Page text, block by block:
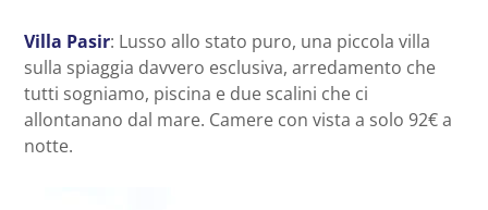
Villa Pasir: Lusso allo stato puro, una piccola villa
sulla spiaggia davvero esclusiva, arredamento che
tutti sogniamo, piscina e due scalini che ci
allontanano dal mare. Camere con vista a solo 92€ a
notte.